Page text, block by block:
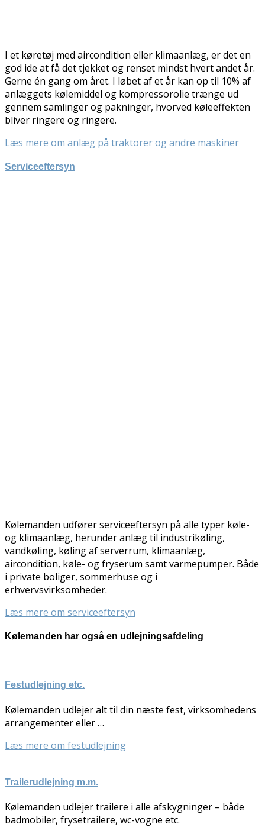
I et køretøj med aircondition eller klimaanlæg, er det en
god ide at få det tjekket og renset mindst hvert andet år.
Gerne én gang om året. I løbet af et år kan op til 10% af
anlæggets kølemiddel og kompressorolie trænge ud
gennem samlinger og pakninger, hvorved køleeffekten
bliver ringere og ringere.
Læs mere om anlæg på traktorer og andre maskiner
Serviceeftersyn
Kølemanden udfører serviceeftersyn på alle typer køle-
og klimaanlæg, herunder anlæg til industrikøling,
vandkøling, køling af serverrum, klimaanlæg,
aircondition, køle- og fryserum samt varmepumper. Både
i private boliger, sommerhuse og i
erhvervsvirksomheder.
Læs mere om serviceeftersyn
Kølemanden har også en udlejningsafdeling
Festudlejning etc.
Kølemanden udlejer alt til din næste fest, virksomhedens
arrangementer eller …
Læs mere om festudlejning
Trailerudlejning m.m.
Kølemanden udlejer trailere i alle afskygninger – både
badmobiler, frysetrailere, wc-vogne etc.​